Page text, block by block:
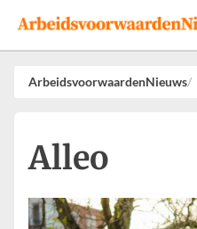
Events
Adverteren
Leveranciers
ArbeidsvoorwaardenNieuws
Alleo